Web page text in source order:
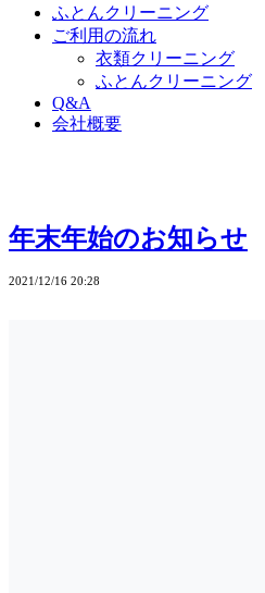
ふとんクリーニング
ご利用の流れ
衣類クリーニング
ふとんクリーニング
Q&A
会社概要
年末年始のお知らせ
2021/12/16 20:28